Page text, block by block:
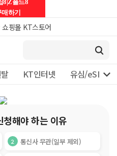
쇼핑몰 KT스토어
KT인터넷 유심/eSIM 개

8|Z폴드8
매하기
해야 하는 이유
통신사 무관(일부 제외)